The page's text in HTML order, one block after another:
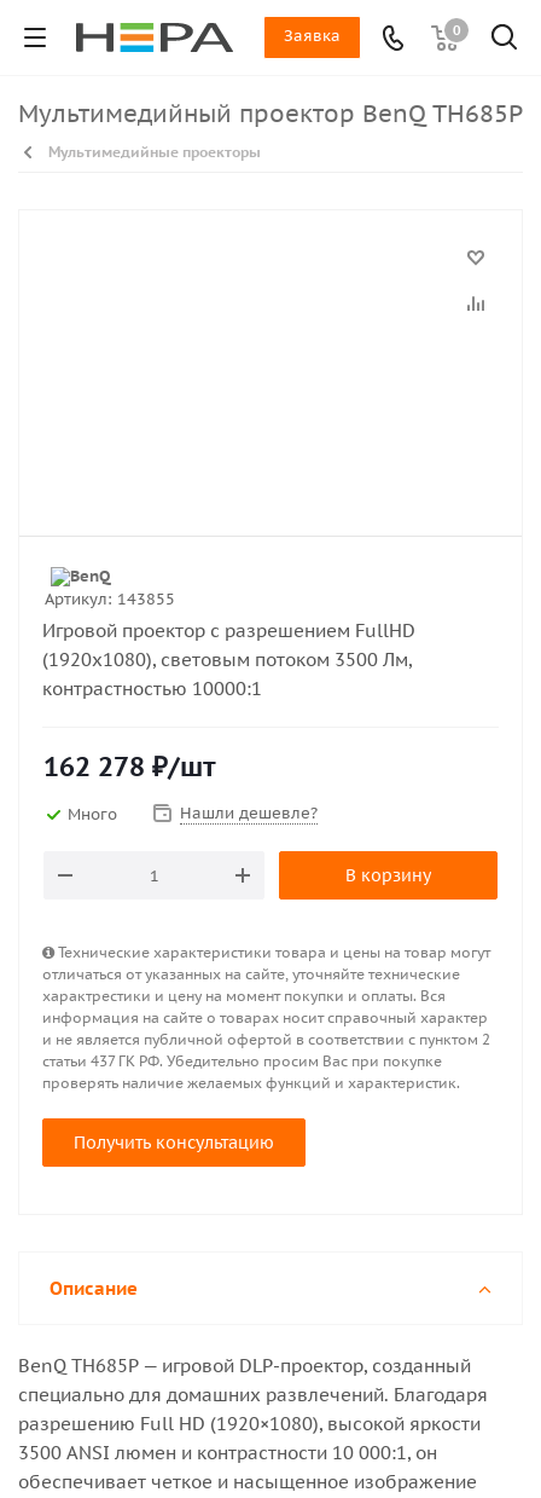
0
Заявка
Мультимедийный проектор BenQ TH685P
Мультимедийные проекторы
Артикул: 143855
Игровой проектор с разрешением FullHD
(1920x1080), световым потоком 3500 Лм,
контрастностью 10000:1
162 278 ₽/шт
Много Нашли дешевле?
В корзину
Технические характеристики товара и цены на товар могут
отличаться от указанных на сайте, уточняйте технические
характрестики и цену на момент покупки и оплаты. Вся
информация на сайте о товарах носит справочный характер
и не является публичной офертой в соответствии с пунктом 2
статьи 437 ГК РФ. Убедительно просим Вас при покупке
проверять наличие желаемых функций и характеристик.
Получить консультацию
Описание
BenQ TH685P — игровой DLP-проектор, созданный
специально для домашних развлечений. Благодаря
разрешению Full HD (1920×1080), высокой яркости
3500 ANSI люмен и контрастности 10 000:1, он
обеспечивает четкое и насыщенное изображение